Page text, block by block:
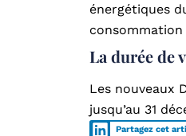
énergétiques
consommation
La durée de
Les nouveaux
jusqu’au 31
Partagez cet